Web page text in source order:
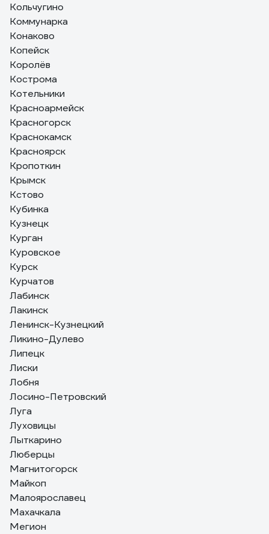
Кольчугино
Коммунарка
Конаково
Копейск
Королёв
Кострома
Котельники
Красноармейск
Красногорск
Краснокамск
Красноярск
Кропоткин
Крымск
Кстово
Кубинка
Кузнецк
Курган
Куровское
Курск
Курчатов
Лабинск
Лакинск
Ленинск-Кузнецкий
Ликино-Дулево
Липецк
Лиски
Лобня
Лосино-Петровский
Луга
Луховицы
Лыткарино
Люберцы
Магнитогорск
Майкоп
Малоярославец
Махачкала
Мегион